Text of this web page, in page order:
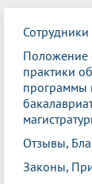
Сотрудники
Положение
практики
программы
Отзывы,
Законы,